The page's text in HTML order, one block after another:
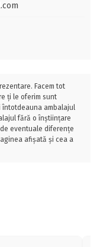
Facem tot
ți le oferim sunt
întotdeauna ambalajul
fără o înștiințare
eventuale diferențe
afișată și cea a